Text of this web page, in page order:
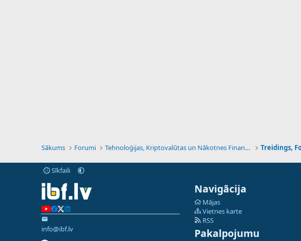
Sākums Forumi Tehnoloģijas, Kriptovalūtas un Nākotnes Finanses Treidings,
Sīkfaili
info@ibf.lv
Navigācija
Mājas
Vietnes karte
RSS
Pakalpojumu